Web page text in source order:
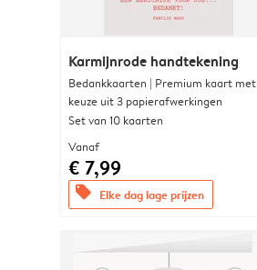
Karmijnrode handtekening
Bedankkaarten | Premium kaart met
keuze uit 3 papierafwerkingen
Set van 10 kaarten
Vanaf
€ 7,99
offers Elke dag lage prijzen